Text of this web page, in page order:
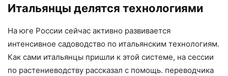
Итальянцы делятся технологиями
На юге России сейчас активно развивается
интенсивное садоводство по итальянским технологиям.
Как сами итальянцы пришли к этой системе, на сессии
по растениеводству рассказал с помощь. переводчика